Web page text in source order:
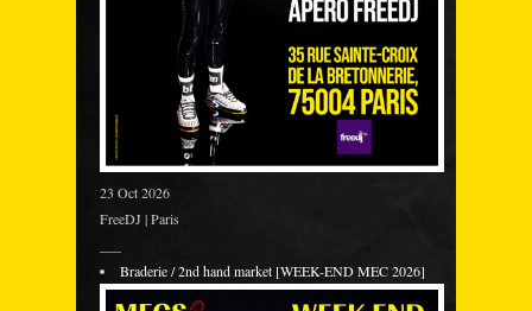
23 Oct 2026
FreeDJ | Paris
Braderie / 2nd hand market [WEEK-END MEC 2026]